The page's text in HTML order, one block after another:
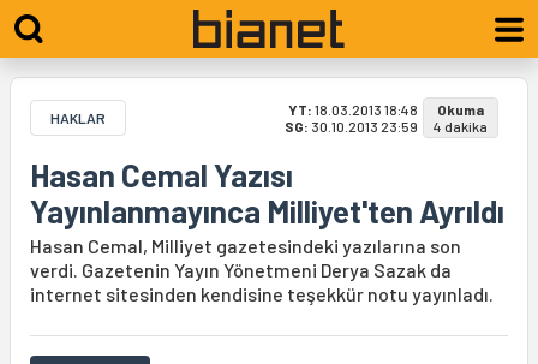
HAKLAR YT: 18.03.2013 18:48
SG: 30.10.2013 23:59
Okuma
4 dakika
Hasan Cemal Yazısı
Yayınlanmayınca Milliyet'ten Ayrıldı
Hasan Cemal, Milliyet gazetesindeki yazılarına son
verdi. Gazetenin Yayın Yönetmeni Derya Sazak da
internet sitesinden kendisine teşekkür notu yayınladı.